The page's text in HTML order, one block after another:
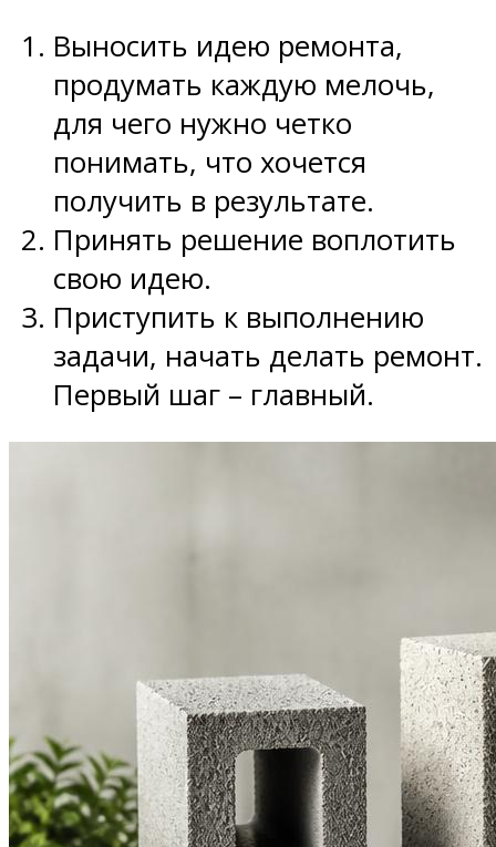
Выносить идею ремонта,
продумать каждую мелочь,
для чего нужно четко
понимать, что хочется
получить в результате.
Принять решение воплотить
свою идею.
Приступить к выполнению
задачи, начать делать ремонт.
Первый шаг – главный.